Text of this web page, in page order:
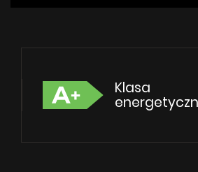
Klasa